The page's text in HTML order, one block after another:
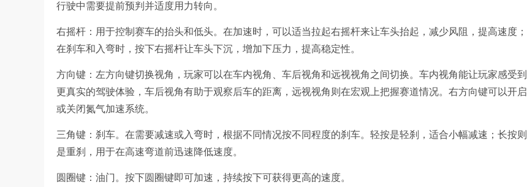
行驶中需要提前预判并适度用力转向。
右摇杆：用于控制赛车的抬头和低头。在加速时，可以适当拉起右摇杆来让车头抬起，减少风阻，提高速度；
在刹车和入弯时，按下右摇杆让车头下沉，增加下压力，提高稳定性。
方向键：左方向键切换视角，玩家可以在车内视角、车后视角和远视视角之间切换。车内视角能让玩家感受到
更真实的驾驶体验，车后视角有助于观察后车的距离，远视视角则在宏观上把握赛道情况。右方向键可以开启
或关闭氮气加速系统。
三角键：刹车。在需要减速或入弯时，根据不同情况按不同程度的刹车。轻按是轻刹，适合小幅减速；长按则
是重刹，用于在高速弯道前迅速降低速度。
圆圈键：油门。按下圆圈键即可加速，持续按下可获得更高的速度。